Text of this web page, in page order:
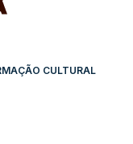
CULTURAL